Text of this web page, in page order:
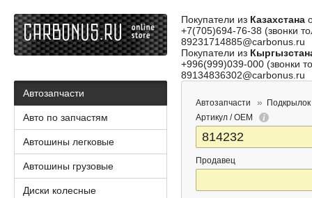
Покупатели из Казахстана
+7(705)694-76-38 (звонки
89231714885@carbonus.ru
Покупатели из
+996(999)039-000 (звонки
89134836302@carbonus.ru
Автозапчасти
Подкрылок
Артикул / OEM
Продавец
Автозапчасти
Авто по запчастям
Автошины легковые
Автошины грузовые
Диски колесные